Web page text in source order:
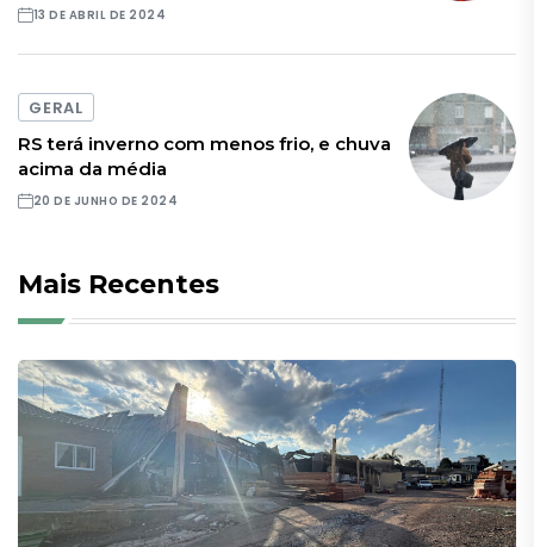
13 DE ABRIL DE 2024
GERAL
RS terá inverno com menos frio, e chuva
acima da média
20 DE JUNHO DE 2024
Mais Recentes